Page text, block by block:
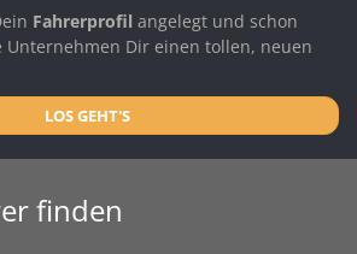
Fahrerprofil angelegt und schon
Unternehmen Dir einen tollen, neuen
LOS GEHT'S
finden